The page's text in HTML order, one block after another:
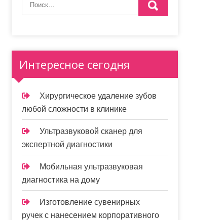
Интересное сегодня
Хирургическое удаление зубов
любой сложности в клинике
Ультразвуковой сканер для
экспертной диагностики
Мобильная ультразвуковая
диагностика на дому
Изготовление сувенирных
ручек с нанесением корпоративного